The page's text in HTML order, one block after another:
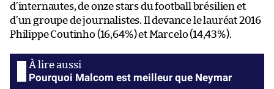
d’internautes, de onze stars du football brésilien et
d’un groupe de journalistes. Il devance le lauréat 2016
Philippe Coutinho (16,64%) et Marcelo (14,43%).
Pourquoi Malcom est meilleur que Neymar